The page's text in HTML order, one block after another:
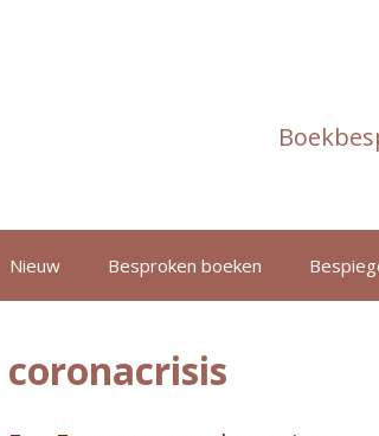
Nieuw Besproken boeken
coronacrisis